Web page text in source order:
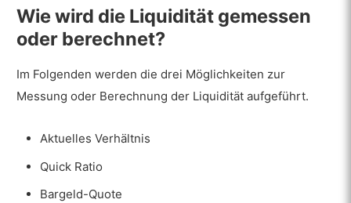
Wie wird die Liquidität gemessen
oder berechnet?
Im Folgenden werden die drei Möglichkeiten zur
Messung oder Berechnung der Liquidität aufgeführt.
Aktuelles Verhältnis
Quick Ratio
Bargeld-Quote